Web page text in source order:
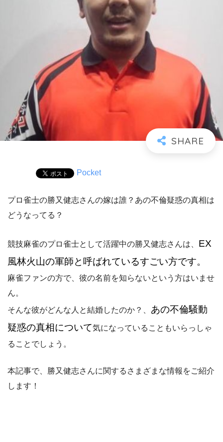
Pocket
プロ雀士の勝又健志さんの嫁は誰？あの不倫疑惑の真相は
どうなってる？
競技麻雀のプロ雀士として活躍中の勝又健志さんは、 EX
風林火山の軍師と呼ばれているすごい方です。
麻雀ファンの方で、彼の名前を知らないという方はいませ
ん。
そんな彼がどんな人と結婚したのか？、 あの不倫騒動
疑惑の真相について気になっていることもいらっしゃ
ることでしょう。
本記事で、勝又健志さんに関するさまざまな情報をご紹介
します！